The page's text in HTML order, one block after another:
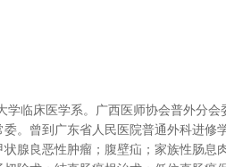
学临床医学系。广西医师协会普外分
。曾到广东省人民医院普通外科进
腺良恶性肿瘤；腹壁疝；家族性肠